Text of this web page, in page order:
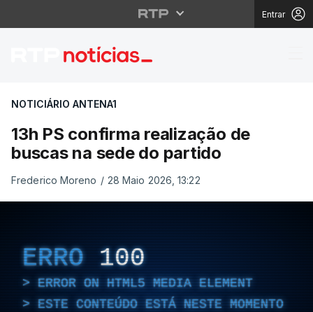
Entrar
13h PS confirma
NOTICIÁRIO ANTENA1
13h PS confirma realização de
buscas na sede do partido
Frederico Moreno / 28 Maio 2026, 13:22
ERRO 100
ERROR ON HTML5 MEDIA ELEMENT
ESTE CONTEÚDO ESTÁ NESTE MOMENTO